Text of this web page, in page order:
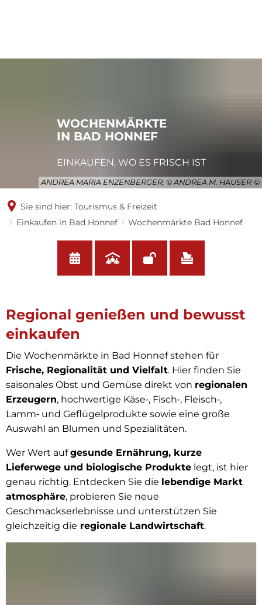
ANDREA MARIA ENZENBERGER, © ANDREA M. HAUSER
WOCHENMÄRKTE
IN BAD HONNEF
EINKAUFEN, WO ES FRISCH IST
Sie sind hier: Tourismus & Freizeit
Einkaufen in Bad Honnef
Wochenmärkte Bad Honnef
Regional genießen und bewusst
einkaufen
Die Wochenmärkte in Bad Honnef stehen für
Frische, Regionalität und Vielfalt. Hier finden Sie
saisonales Obst und Gemüse direkt von regionalen
Erzeugern, hochwertige Käse‑, Fisch‑, Fleisch‑,
Lamm‑ und Geflügelprodukte sowie eine große
Auswahl an Blumen und Spezialitäten.
Wer Wert aufgesunde Ernährung, kurze
Lieferwege und biologische Produkte legt, ist hier
genau richtig. Entdecken Sie die lebendige Markt
atmosphäre, probieren Sie neue
Geschmackserlebnisse und unterstützen Sie
gleichzeitig die regionale Landwirtschaft.